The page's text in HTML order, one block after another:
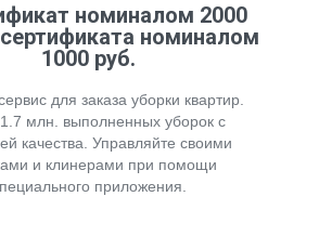
номиналом 2000
номиналом
1000 руб.
для заказа уборки квартир.
млн. выполненных уборок с
качества. Управляйте своими
и клинерами при помощи
приложения.